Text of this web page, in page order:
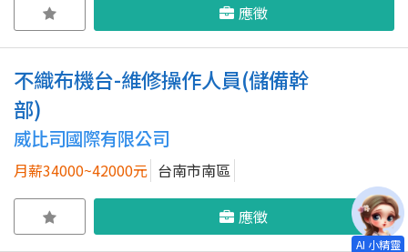
應徵
不織布機台-維修操作人員(儲備幹
部)
威比司國際有限公司
月薪34000~42000元 台南市南區
應徵